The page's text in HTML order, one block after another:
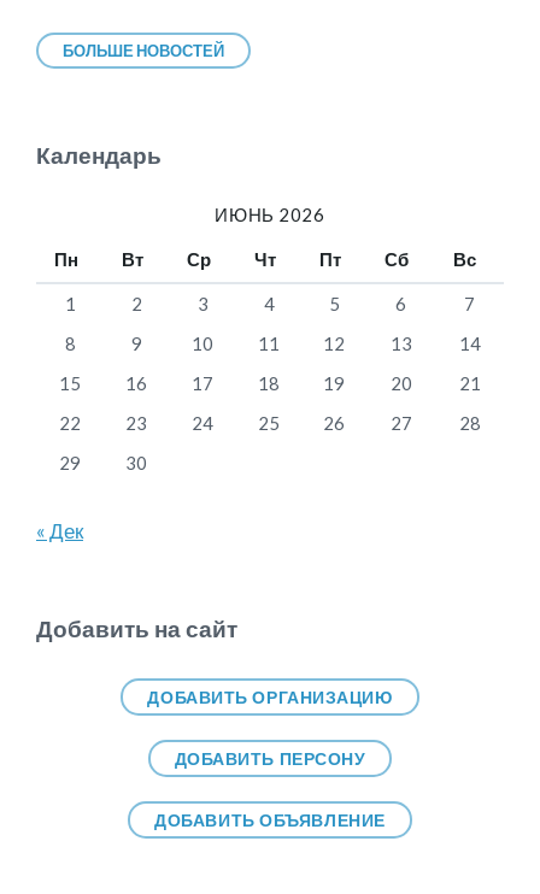
БОЛЬШЕ НОВОСТЕЙ
Календарь
ИЮНЬ 2026
Пн Вт Ср Чт Пт Сб Вс
1 2 3 4 5 6
7
8
9 10 11 12 13
14
15
16 17 18 19 20
21
22
23 24 25 26 27
28
29
30
« Дек
Добавить на сайт
ДОБАВИТЬ ОРГАНИЗАЦИЮ
ДОБАВИТЬ ПЕРСОНУ
ДОБАВИТЬ ОБЪЯВЛЕНИЕ